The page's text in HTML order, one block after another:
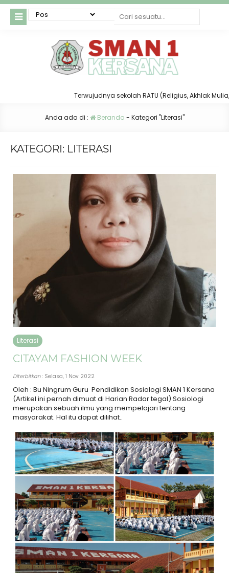
Terwujudnya sekolah RATU (Religius, Akhlak Mulia,
Anda ada di : Beranda - Kategori "Literasi"
KATEGORI: LITERASI
Literasi
CITAYAM FASHION WEEK
Diterbitkan: Selasa, 1 Nov 2022
Oleh : Bu Ningrum Guru Pendidikan Sosiologi SMAN 1 Kersana
(Artikel ini pernah dimuat di Harian Radar tegal) Sosiologi
merupakan sebuah ilmu yang mempelajari tentang
masyarakat. Hal itu dapat dilihat..